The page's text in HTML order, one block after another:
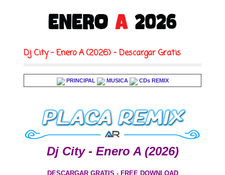
Dj City - Enero A (2026) - Descargar Gratis
PRINCIPAL MUSICA CDs REMIX
Dj City - Enero A (2026)
DESCARGAR GRATIS - FREE DOWNLOAD